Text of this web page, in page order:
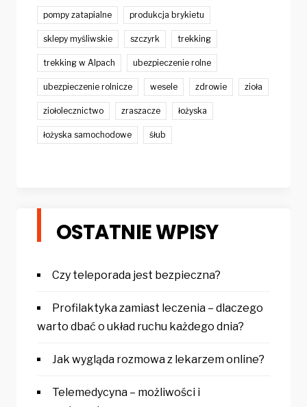
pompy zatapialne produkcja brykietu
sklepy myśliwskie szczyrk trekking
trekking w Alpach ubezpieczenie rolne
ubezpieczenie rolnicze wesele zdrowie zioła
ziołolecznictwo zraszacze łożyska
łożyska samochodowe śłub
OSTATNIE WPISY
Czy teleporada jest bezpieczna?
Profilaktyka zamiast leczenia – dlaczego
warto dbać o układ ruchu każdego dnia?
Jak wygląda rozmowa z lekarzem online?
Telemedycyna – możliwości i